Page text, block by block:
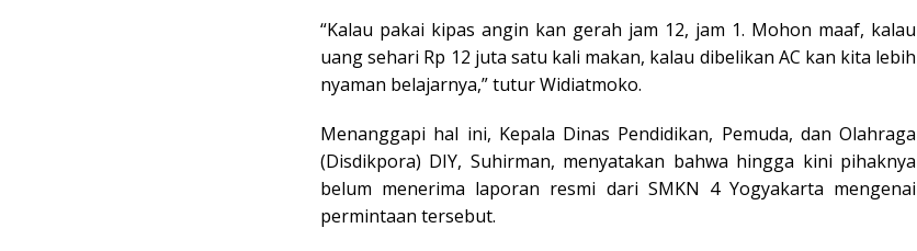
“Kalau pakai kipas angin kan gerah jam 12, jam 1. Mohon maaf, kalau
uang sehari Rp 12 juta satu kali makan, kalau dibelikan AC kan kita lebih
nyaman belajarnya,” tutur Widiatmoko.
Menanggapi hal ini, Kepala Dinas Pendidikan, Pemuda, dan Olahraga
(Disdikpora) DIY, Suhirman, menyatakan bahwa hingga kini pihaknya
belum menerima laporan resmi dari SMKN 4 Yogyakarta mengenai
permintaan tersebut.